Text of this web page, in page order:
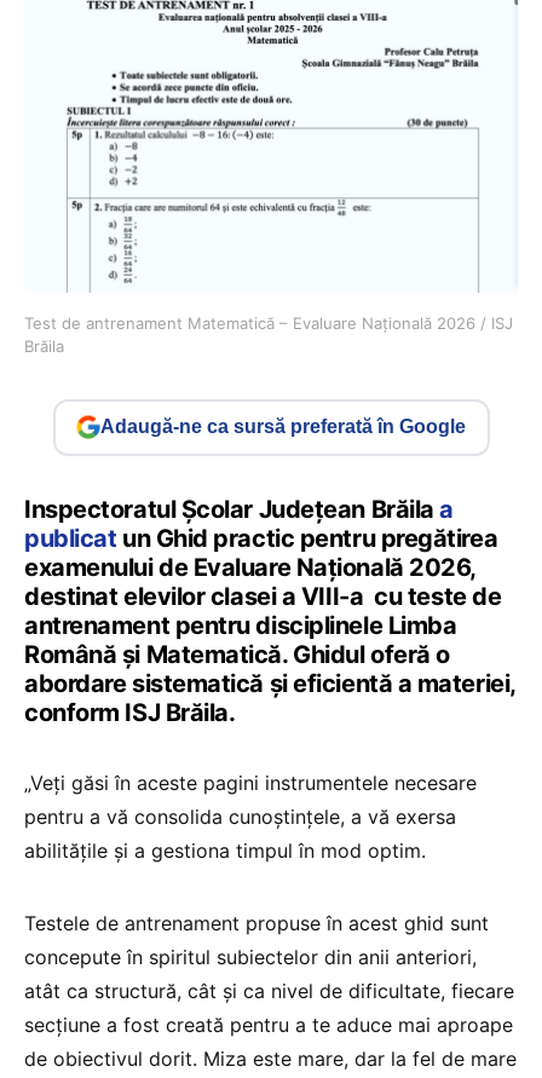
Test de antrenament Matematică – Evaluare Națională 2026 / ISJ
Brăila
Adaugă-ne ca sursă preferată în Google
Inspectoratul Şcolar Judeţean Brăilaa
publicat un Ghid practic pentru pregătirea
examenului de Evaluare Națională 2026,
destinat elevilor clasei a VIII-a cu teste de
antrenament pentru disciplinele Limba
Română și Matematică. Ghidul oferă o
abordare sistematică și eficientă a materiei,
conform ISJ Brăila.
„Veți găsi în aceste pagini instrumentele necesare
pentru a vă consolida cunoștințele, a vă exersa
abilitățile și a gestiona timpul în mod optim.
Testele de antrenament propuse în acest ghid sunt
concepute în spiritul subiectelor din anii anteriori,
atât ca structură, cât și ca nivel de dificultate, fiecare
secțiune a fost creată pentru a te aduce mai aproape
de obiectivul dorit. Miza este mare, dar la fel de mare